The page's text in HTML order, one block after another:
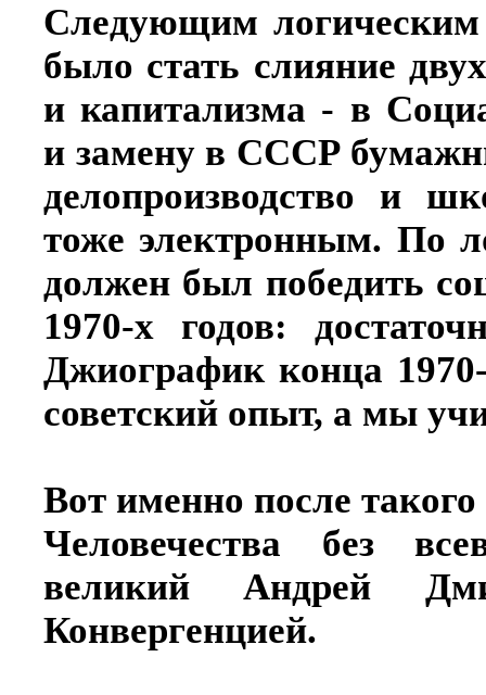
Следующим
было стать слияние
и капитализма - в
и замену в СССР
делопроизводство и
тоже электронным. По
должен был победить
1970-х годов:
Джиографик конца
советский опыт, а мы
Вот именно после
Человечества без
великий Андрей
Конвергенцией.